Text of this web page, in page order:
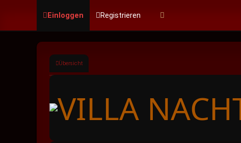
Einloggen Registrieren
Übersicht